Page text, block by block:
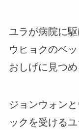
ユラが病院に駆
ウヒョクのベ
おしげに見つ
ジョンウォン
ックを受けるユ